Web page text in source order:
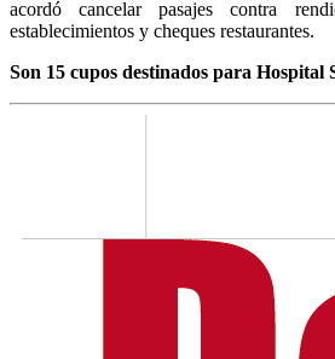
acordó cancelar pasajes contra
establecimientos y cheques restaurantes.
Son 15 cupos destinados para Hospital